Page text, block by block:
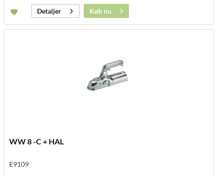
Detaljer
Køb nu
WW 8 -C + HAL
E9109